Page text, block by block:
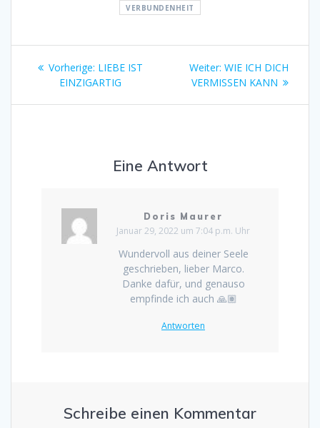
VERBUNDENHEIT
Beitragsnavigation
Vorherige: Vorheriger
Beitrag:
LIEBE IST
EINZIGARTIG
Weiter: Nächster
Beitrag:
WIE ICH DICH
VERMISSEN KANN
Eine Antwort
Doris Maurer
Januar 29, 2022 um 7:04 p.m. Uhr
Wundervoll aus deiner Seele
geschrieben, lieber Marco.
Danke dafür, und genauso
empfinde ich auch 🙏🏽
Antworten
Schreibe einen Kommentar